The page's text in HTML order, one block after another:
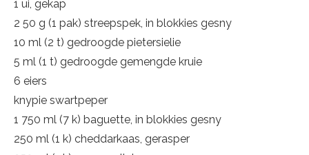
1 ui, gekap
2 50 g (1 pak) streepspek, in blokkies gesny
10 ml (2 t) gedroogde pietersielie
5 ml (1 t) gedroogde gemengde kruie
6 eiers
knypie swartpeper
1 750 ml (7 k) baguette, in blokkies gesny
250 ml (1 k) cheddarkaas, gerasper